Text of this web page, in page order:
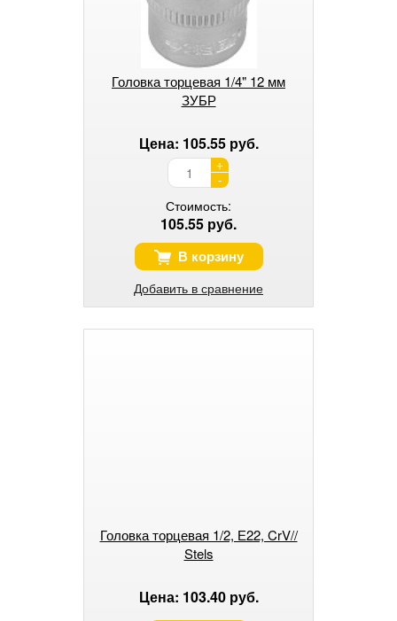
Головка торцевая 1/4" 12 мм
ЗУБР
Цена: 105.55 руб.
+
-
Стоимость:
105.55 руб.
В корзину
Добавить в сравнение
Головка торцевая 1/2, Е22, CrV//
Stels
Цена: 103.40 руб.